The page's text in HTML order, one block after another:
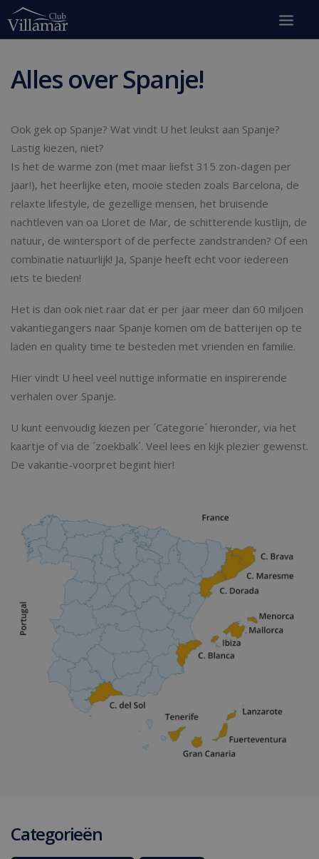
Alles over Spanje!
Ook gek op Spanje? Wat vindt U het leukst aan Spanje?
Lastig kiezen, niet?
Is het de warme zon (met maar liefst 315 zon-dagen per
jaar!), het heerlijke eten, mooie steden zoals Barcelona, de
relaxte lifestyle, de gezellige mensen, het bruisende
nachtleven van oa Lloret de Mar, de schitterende kustlijn, de
natuur, de wintersport of de perfecte zandstranden? Of een
combinatie natuurlijk! Ja, Spanje heeft echt voor iedereen
iets te bieden!
Het is dan ook niet raar dat er per jaar meer dan 60 miljoen
vakantiegangers naar Spanje komen om de batterijen op te
laden en quality time te besteden met vrienden en familie.
Hier vindt U heel veel nuttige informatie en inspirerende
verhalen over Spanje.
U kunt eenvoudig kiezen per ´Categorie´ hieronder, via het
kaartje of via de ´zoekbalk´. Veel lees en kijk plezier gewenst.
De vakantie-voorpret begint hier!
Categorieën